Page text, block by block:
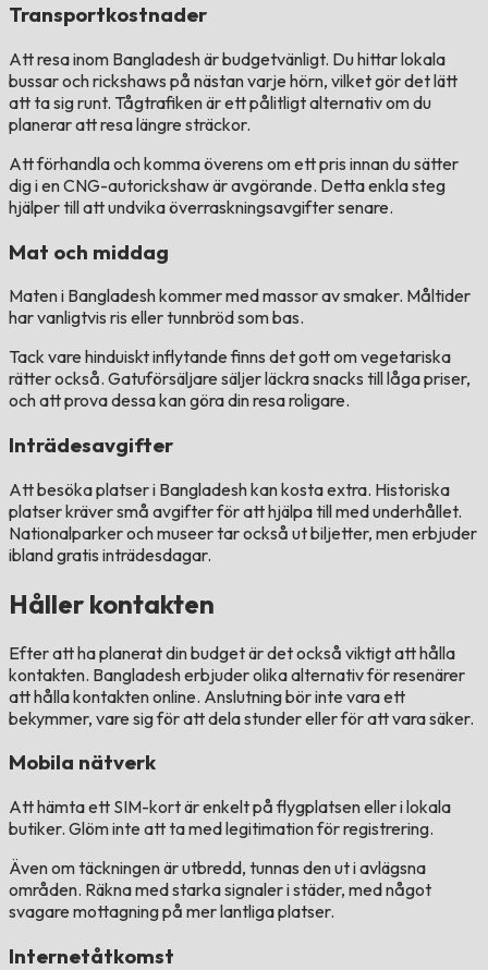
Transportkostnader
Att resa inom Bangladesh är budgetvänligt. Du hittar lokala
bussar och rickshaws på nästan varje hörn, vilket gör det lätt
att ta sig runt. Tågtrafiken är ett pålitligt alternativ om du
planerar att resa längre sträckor.
Att förhandla och komma överens om ett pris innan du sätter
dig i en CNG-autorickshaw är avgörande. Detta enkla steg
hjälper till att undvika överraskningsavgifter senare.
Mat och middag
Maten i Bangladesh kommer med massor av smaker. Måltider
har vanligtvis ris eller tunnbröd som bas.
Tack vare hinduiskt inflytande finns det gott om vegetariska
rätter också. Gatuförsäljare säljer läckra snacks till låga priser,
och att prova dessa kan göra din resa roligare.
Inträdesavgifter
Att besöka platser i Bangladesh kan kosta extra. Historiska
platser kräver små avgifter för att hjälpa till med underhållet.
Nationalparker och museer tar också ut biljetter, men erbjuder
ibland gratis inträdesdagar.
Håller kontakten
Efter att ha planerat din budget är det också viktigt att hålla
kontakten. Bangladesh erbjuder olika alternativ för resenärer
att hålla kontakten online. Anslutning bör inte vara ett
bekymmer, vare sig för att dela stunder eller för att vara säker.
Mobila nätverk
Att hämta ett SIM-kort är enkelt på flygplatsen eller i lokala
butiker. Glöm inte att ta med legitimation för registrering.
Även om täckningen är utbredd, tunnas den ut i avlägsna
områden. Räkna med starka signaler i städer, med något
svagare mottagning på mer lantliga platser.
Internetåtkomst